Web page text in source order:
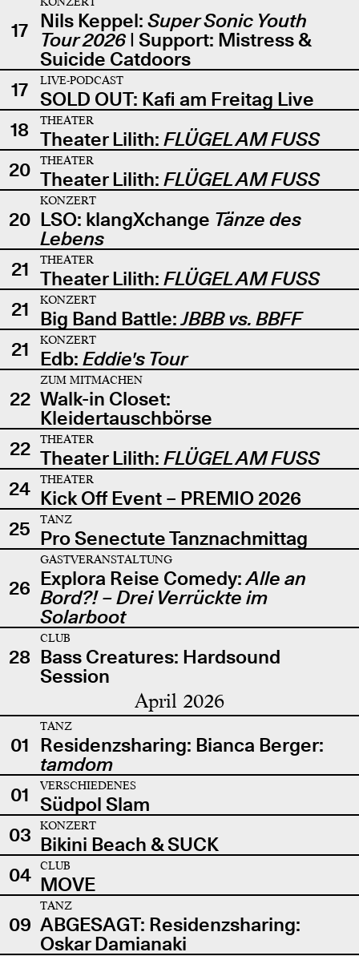
17 Nils Keppel: Super Sonic Youth
Tour 2026| Support: Mistress &
Suicide Catdoors
17
LIVE-PODCAST
SOLD OUT: Kafi am Freitag Live
18
THEATER
Theater Lilith: FLÜGEL AM FUSS
20
THEATER
Theater Lilith: FLÜGEL AM FUSS
20
KONZERT
LSO: klangXchange Tänze des
Lebens
21
THEATER
Theater Lilith: FLÜGEL AM FUSS
21
KONZERT
Big Band Battle:JBBB vs. BBFF
21
KONZERT
Edb: Eddie's Tour
22
ZUM MITMACHEN
Walk-in Closet:
Kleidertauschbörse
22
THEATER
Theater Lilith: FLÜGEL AM FUSS
24
THEATER
Kick Off Event – PREMIO 2026
25
TANZ
Pro Senectute Tanznachmittag
26
GASTVERANSTALTUNG
Explora Reise Comedy:Alle an
Bord?! – Drei Verrückte im
Solarboot
28
CLUB
Bass Creatures: Hardsound
Session
April 2026
01
TANZ
Residenzsharing: Bianca Berger:
tamdom
01
VERSCHIEDENES
Südpol Slam
03
KONZERT
Bikini Beach & SUCK
04
CLUB
MOVE
09
TANZ
ABGESAGT: Residenzsharing:
Oskar Damianaki